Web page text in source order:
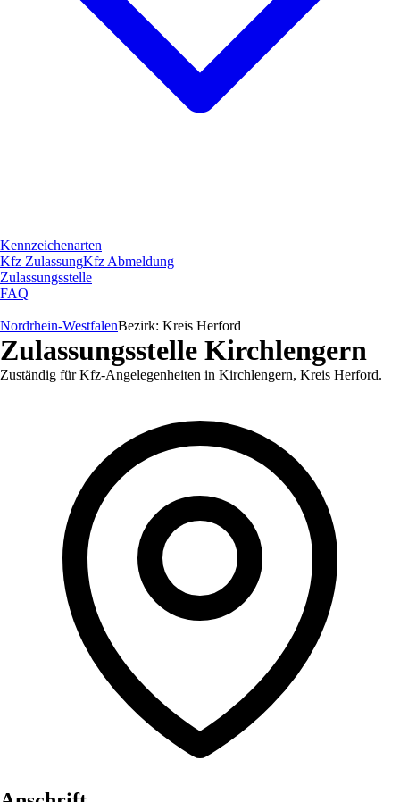
Kennzeichenarten
Kfz ZulassungKfz Abmeldung
Zulassungsstelle
FAQ
Nordrhein-WestfalenBezirk: Kreis Herford
Zulassungsstelle Kirchlengern
Zuständig für Kfz-Angelegenheiten in Kirchlengern, Kreis Herford.